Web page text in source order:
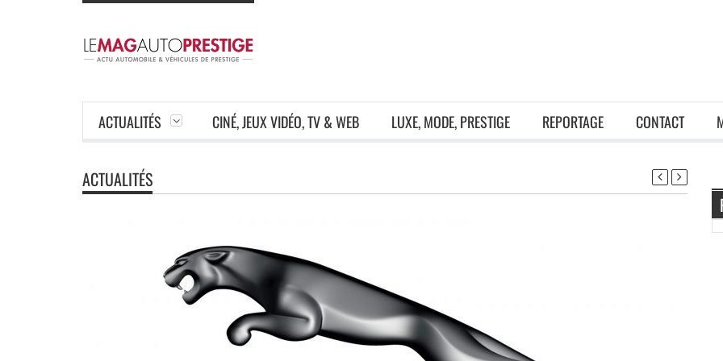
ACTUALITÉS CINÉ, JEUX VIDÉO, TV & WEB LUXE, MODE, PRESTIGE REPORTAGE CONTACT
ACTUALITÉS